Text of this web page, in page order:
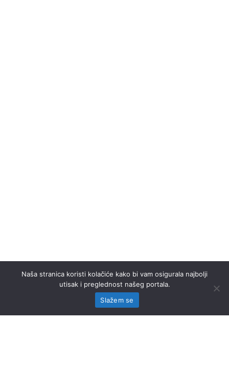
Naša stranica koristi kolačiće kako bi vam osigurala najbolji
utisak i preglednost našeg portala.
Slažem se